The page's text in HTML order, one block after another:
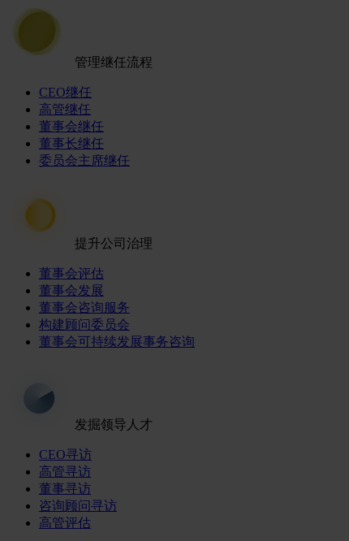
管理继任流程
CEO继任
高管继任
董事会继任
董事长继任
委员会主席继任
提升公司治理
董事会评估
董事会发展
董事会咨询服务
构建顾问委员会
董事会可持续发展事务咨询
发掘领导人才
CEO寻访
高管寻访
董事寻访
咨询顾问寻访
高管评估